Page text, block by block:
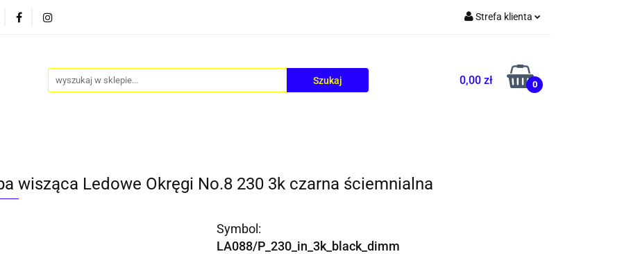
Strefa klienta
Zarejestruj się
Dodaj zgłoszenie
0,00 zł 0
AKCESORIA
wisząca Ledowe Okręgi No.8 230 3k czarna ściemnialna
Symbol:
LA088/P_230_in_3k_black_dimm